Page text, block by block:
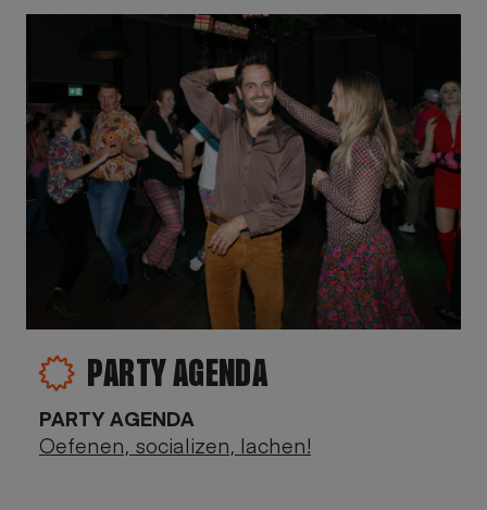
PARTY AGENDA
PARTY AGENDA
Oefenen, socializen, lachen!